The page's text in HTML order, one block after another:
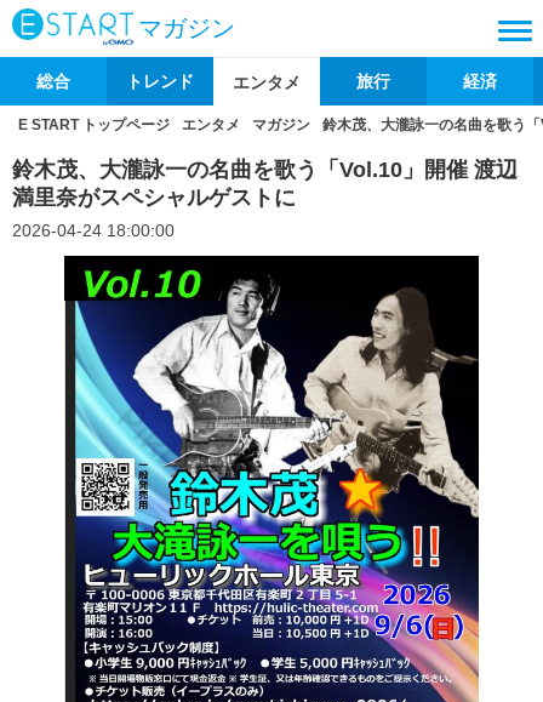
マガジン
総合 トレンド エンタメ 旅行 経済
E START トップページ エンタメ マガジン 鈴木茂、大瀧詠一の名曲を歌う
鈴木茂、大瀧詠一の名曲を歌う「Vol.10」開催 渡辺
満里奈がスペシャルゲストに
2026-04-24 18:00:00